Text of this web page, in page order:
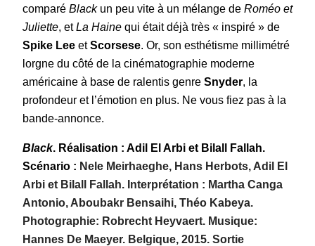
comparé Blackun peu vite à un mélange de Roméo et
Juliette, etLa Haine qui était déjà très « inspiré » de
Spike Lee etScorsese. Or, son esthétisme millimétré
lorgne du côté de la cinématographie moderne
américaine à base de ralentis genre Snyder, la
profondeur et l’émotion en plus. Ne vous fiez pas à la
bande-annonce.
Black. Réalisation : Adil El Arbi et Bilall Fallah.
Scénario : Nele Meirhaeghe, Hans Herbots, Adil El
Arbi et Bilall Fallah. Interprétation : Martha Canga
Antonio, Aboubakr Bensaihi, Théo Kabeya.
Photographie: Robrecht Heyvaert. Musique:
Hannes De Maeyer. Belgique, 2015. Sortie